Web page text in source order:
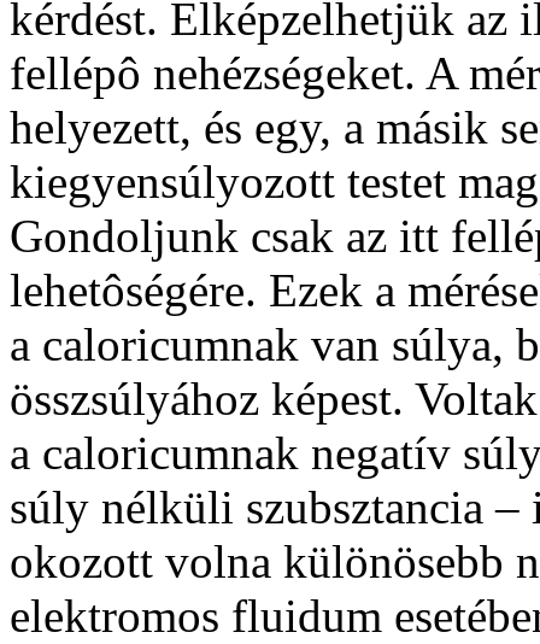
kérdést. Elképzelhetjük az
fellépô nehézségeket. A
helyezett, és egy, a másik
kiegyensúlyozott testet
Gondoljunk csak az itt
lehetôségére. Ezek a
a caloricumnak van súlya,
összsúlyához képest.
a caloricumnak negatív
súly nélküli szubsztancia
okozott volna különösebb
elektromos fluidum